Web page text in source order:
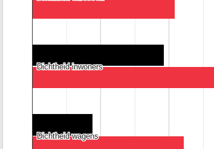
Dichtheid inwoners
Dichtheid inwoners
Dichtheid wagens
Dichtheid wagens